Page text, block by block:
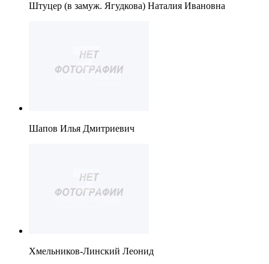
Штуцер (в замуж. Ягудкова) Наталия Ивановна
Шапов Илья Дмитриевич
Хмельников-Линский Леонид